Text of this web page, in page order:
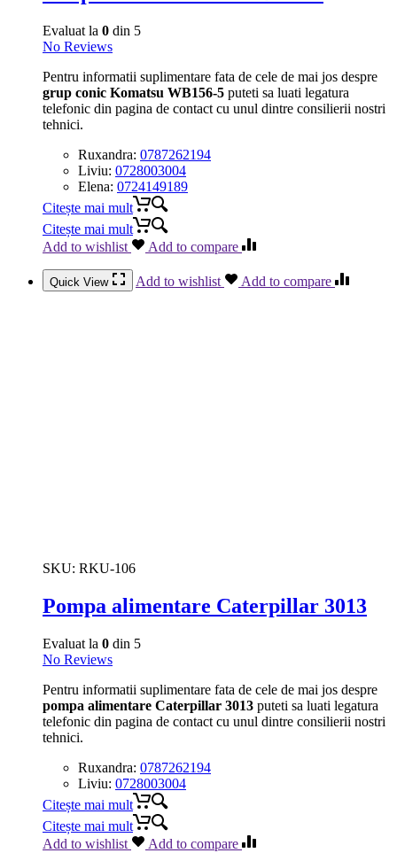
Evaluat la 0 din 5
No Reviews
Pentru informatii suplimentare fata de cele de mai jos despre
grup conic Komatsu WB156-5 puteti sa luati legatura
telefonic din pagina de contact cu unul dintre consilierii nostri
tehnici.
Ruxandra: 0787262194
Liviu: 0728003004
Elena: 0724149189
Citește mai mult
Citește mai mult
Add to wishlist
Add to compare
Quick View Add to wishlist Add to compare
SKU: RKU-106
Pompa alimentare Caterpillar 3013
Evaluat la 0 din 5
No Reviews
Pentru informatii suplimentare fata de cele de mai jos despre
pompa alimentare Caterpillar 3013 puteti sa luati legatura
telefonic din pagina de contact cu unul dintre consilierii nostri
tehnici.
Ruxandra: 0787262194
Liviu: 0728003004
Citește mai mult
Citește mai mult
Add to wishlist
Add to compare